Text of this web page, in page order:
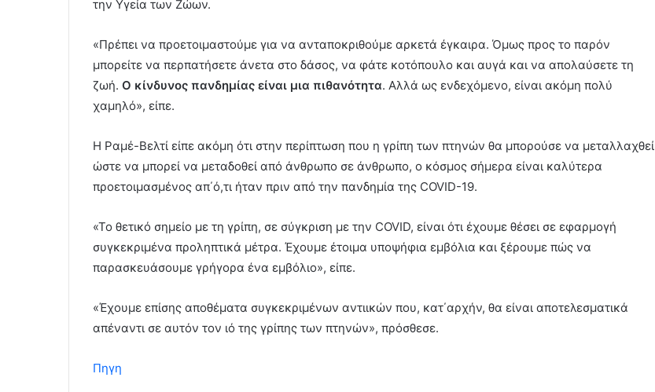
την Υγεία των Ζώων.
«Πρέπει να προετοιμαστούμε για να ανταποκριθούμε αρκετά έγκαιρα. Όμως προς το παρόν
μπορείτε να περπατήσετε άνετα στο δάσος, να φάτε κοτόπουλο και αυγά και να απολαύσετε τη
ζωή. Ο κίνδυνος πανδημίας είναι μια πιθανότητα. Αλλά ως ενδεχόμενο, είναι ακόμη πολύ
χαμηλό», είπε.
Η Ραμέ-Βελτί είπε ακόμη ότι στην περίπτωση που η γρίπη των πτηνών θα μπορούσε να μεταλλαχθεί
ώστε να μπορεί να μεταδοθεί από άνθρωπο σε άνθρωπο, ο κόσμος σήμερα είναι καλύτερα
προετοιμασμένος απ΄ό,τι ήταν πριν από την πανδημία της COVID-19.
«Το θετικό σημείο με τη γρίπη, σε σύγκριση με την COVID, είναι ότι έχουμε θέσει σε εφαρμογή
συγκεκριμένα προληπτικά μέτρα. Έχουμε έτοιμα υποψήφια εμβόλια και ξέρουμε πώς να
παρασκευάσουμε γρήγορα ένα εμβόλιο», είπε.
«Έχουμε επίσης αποθέματα συγκεκριμένων αντιικών που, κατ΄αρχήν, θα είναι αποτελεσματικά
απέναντι σε αυτόν τον ιό της γρίπης των πτηνών», πρόσθεσε.
Πηγη